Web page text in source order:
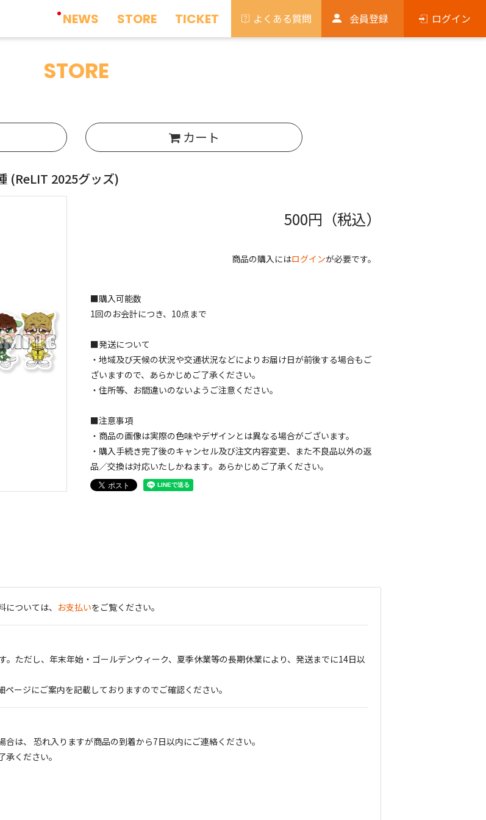
NEWS STORE TICKET よくある質問 会員登録 ログイン
STORE
カート
(ReLIT 2025グッズ)
500円（税込）
商品の購入にはログインが必要です。
■購入可能数
1回のお会計につき、10点まで
■発送について
・地域及び天候の状況や交通状況などによりお届け日が前後する場合もご
ざいますので、あらかじめご了承ください。
・住所等、お間違いのないようご注意ください。
■注意事項
・商品の画像は実際の色味やデザインとは異なる場合がございます。
・購入手続き完了後のキャンセル及び注文内容変更、また不良品以外の返
品／交換は対応いたしかねます。あらかじめご了承ください。
ついては、 お支払いをご覧ください。
ただし、年末年始・ゴールデンウィーク、夏季休業等の長期休業により、発送までに14日以
ージにご案内を記載しておりますのでご確認ください。
は、 恐れ入りますが商品の到着から7日以内にご連絡ください。
ください。